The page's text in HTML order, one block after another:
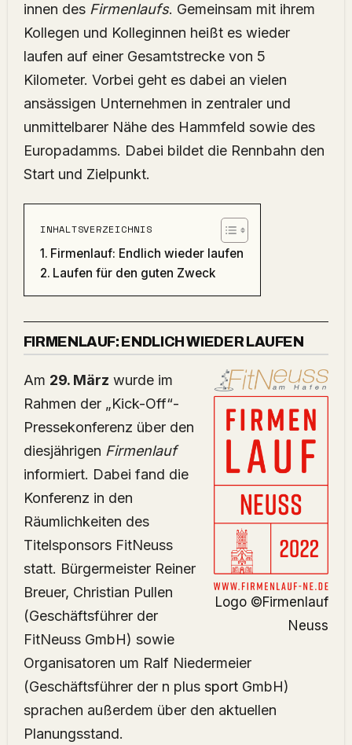
innen des Firmenlaufs. Gemeinsam mit ihrem
Kollegen und Kolleginnen heißt es wieder
laufen auf einer Gesamtstrecke von 5
Kilometer. Vorbei geht es dabei an vielen
ansässigen Unternehmen in zentraler und
unmittelbarer Nähe des Hammfeld sowie des
Europadamms. Dabei bildet die Rennbahn den
Start und Zielpunkt.
INHALTSVERZEICHNIS
Firmenlauf: Endlich wieder laufen
Laufen für den guten Zweck
FIRMENLAUF: ENDLICH WIEDER LAUFEN
Logo ©Firmenlauf
Neuss
Am 29. März wurde im
Rahmen der „Kick-Off“-
Pressekonferenz über den
diesjährigen Firmenlauf
informiert. Dabei fand die
Konferenz in den
Räumlichkeiten des
Titelsponsors FitNeuss
statt. Bürgermeister Reiner
Breuer, Christian Pullen
(Geschäftsführer der
FitNeuss GmbH) sowie
Organisatoren um Ralf Niedermeier
(Geschäftsführer der n plus sportGmbH)
sprachen außerdem über den aktuellen
Planungsstand.